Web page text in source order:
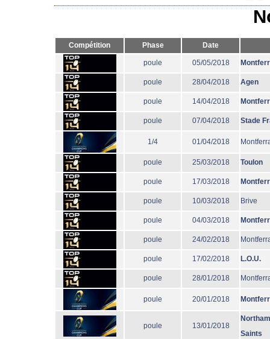
Compétition Phase Date
poule 05/05/2018
poule 28/04/2018 Agen
poule 14/04/2018
poule 07/04/2018 Stade
1/4 01/04/2018
poule 25/03/2018 Toulon
poule 17/03/2018
poule 10/03/2018 Brive
poule 04/03/2018
poule 24/02/2018
poule 17/02/2018 L.O.U.
poule 28/01/2018
poule 20/01/2018
poule 13/01/2018
Saints